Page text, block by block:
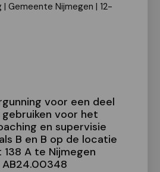
| Gemeente Nijmegen | 12-
voor een deel
voor het
en supervisie
B en B op de locatie
A te Nijmegen
AB24.00348